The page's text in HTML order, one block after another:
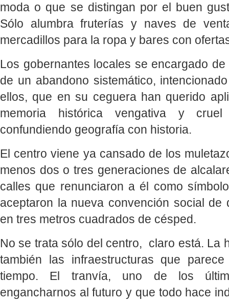
moda o que se distingan por el buen
Sólo alumbra fruterías y naves de
mercadillos para la ropa y bares con
Los gobernantes locales se encargado
de un abandono sistemático,
ellos, que en su ceguera han querido
memoria histórica vengativa y
confundiendo geografía con historia.
El centro viene ya cansado de los
menos dos o tres generaciones de
calles que renunciaron a él como
aceptaron la nueva convención social de
en tres metros cuadrados de césped.
No se trata sólo del centro, claro está. La
también las infraestructuras que
tiempo. El tranvía, uno de los
engancharnos al futuro y que todo hace